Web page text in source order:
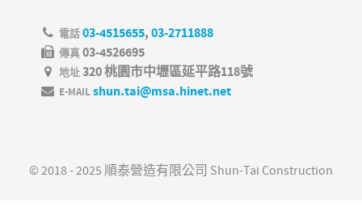
電話 03-4515655, 03-2711888
傳真 03-4526695
地址 320 桃園市中壢區延平路118號
E-MAIL shun.tai@msa.hinet.net
© 2018 - 2025 順泰營造有限公司 Shun-Tai Construction